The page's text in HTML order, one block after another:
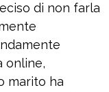
di non farla
online,
marito ha